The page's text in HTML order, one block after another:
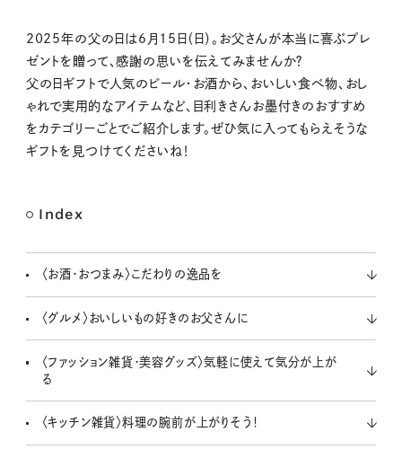
M
e
2025年の父の日は6月15日（日）。お父さんが本当に喜ぶプレ
ゼントを贈って、感謝の思いを伝えてみませんか？
父の日ギフトで人気のビール・お酒から、おいしい食べ物、おし
ゃれで実用的なアイテムなど、目利きさんお墨付きのおすすめ
をカテゴリーごとでご紹介します。ぜひ気に入ってもらえそうな
ギフトを見つけてくださいね！
Index
〈お酒・おつまみ〉こだわりの逸品を
〈グルメ〉おいしいもの好きのお父さんに
〈ファッション雑貨・美容グッズ〉気軽に使えて気分が上が
る
〈キッチン雑貨〉料理の腕前が上がりそう！